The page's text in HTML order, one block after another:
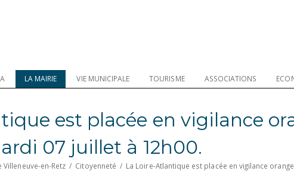
LA MAIRIE VIE MUNICIPALE TOURISME ASSOCIATIONS
est placée en vigilance
07 juillet à 12h00.
en-Retz / Citoyenneté / La Loire-Atlantique est placée en vigilance